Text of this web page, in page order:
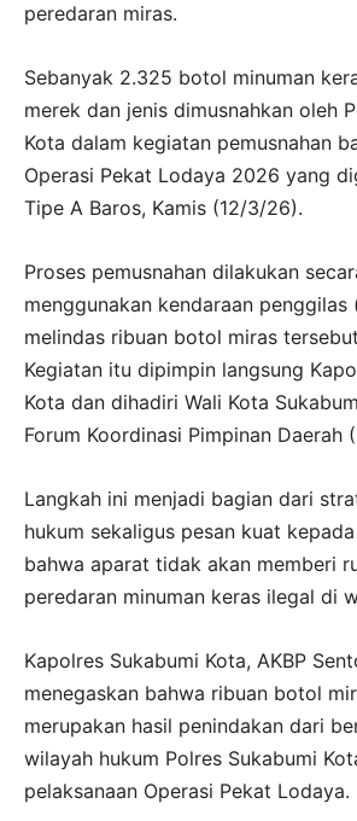
peredaran miras.
Sebanyak 2.325 botol minuman
merek dan jenis dimusnahkan oleh
Kota dalam kegiatan pemusnahan
Operasi Pekat Lodaya 2026 yang
Tipe A Baros, Kamis (12/3/26).
Proses pemusnahan dilakukan
menggunakan kendaraan penggilas
melindas ribuan botol miras
Kegiatan itu dipimpin langsung
Kota dan dihadiri Wali Kota
Forum Koordinasi Pimpinan Daerah
Langkah ini menjadi bagian dari
hukum sekaligus pesan kuat
bahwa aparat tidak akan memberi
peredaran minuman keras ilegal di
Kapolres Sukabumi Kota, AKBP
menegaskan bahwa ribuan botol
merupakan hasil penindakan dari
wilayah hukum Polres Sukabumi
pelaksanaan Operasi Pekat Lodaya.